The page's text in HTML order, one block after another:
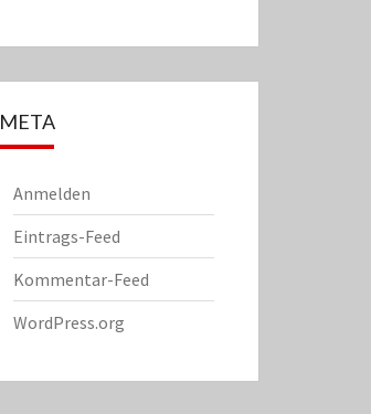
META
Anmelden
Eintrags-Feed
Kommentar-Feed
WordPress.org